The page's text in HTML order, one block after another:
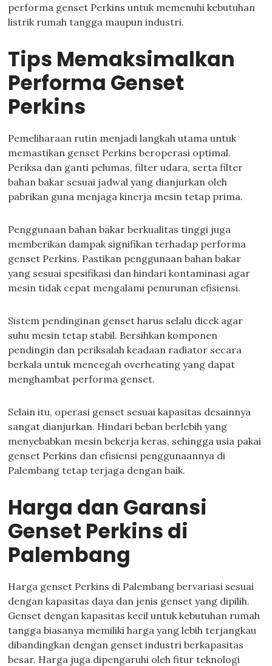
performa genset Perkins untuk memenuhi kebutuhan
listrik rumah tangga maupun industri.
Tips Memaksimalkan
Performa Genset
Perkins
Pemeliharaan rutin menjadi langkah utama untuk
memastikan genset Perkins beroperasi optimal.
Periksa dan ganti pelumas, filter udara, serta filter
bahan bakar sesuai jadwal yang dianjurkan oleh
pabrikan guna menjaga kinerja mesin tetap prima.
Penggunaan bahan bakar berkualitas tinggi juga
memberikan dampak signifikan terhadap performa
genset Perkins. Pastikan penggunaan bahan bakar
yang sesuai spesifikasi dan hindari kontaminasi agar
mesin tidak cepat mengalami penurunan efisiensi.
Sistem pendinginan genset harus selalu dicek agar
suhu mesin tetap stabil. Bersihkan komponen
pendingin dan periksalah keadaan radiator secara
berkala untuk mencegah overheating yang dapat
menghambat performa genset.
Selain itu, operasi genset sesuai kapasitas desainnya
sangat dianjurkan. Hindari beban berlebih yang
menyebabkan mesin bekerja keras, sehingga usia pakai
genset Perkins dan efisiensi penggunaannya di
Palembang tetap terjaga dengan baik.
Harga dan Garansi
Genset Perkins di
Palembang
Harga genset Perkins di Palembang bervariasi sesuai
dengan kapasitas daya dan jenis genset yang dipilih.
Genset dengan kapasitas kecil untuk kebutuhan rumah
tangga biasanya memiliki harga yang lebih terjangkau
dibandingkan dengan genset industri berkapasitas
besar. Harga juga dipengaruhi oleh fitur teknologi